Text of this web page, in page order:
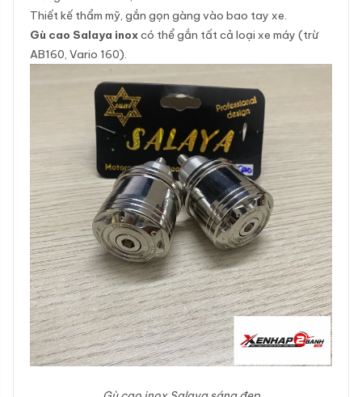
Thiết kế thẩm mỹ, gắn gọn gàng vào bao tay xe.
Gù cao Salaya inoxcó thể gắn tất cả loại xe máy (trừ
AB160, Vario 160).